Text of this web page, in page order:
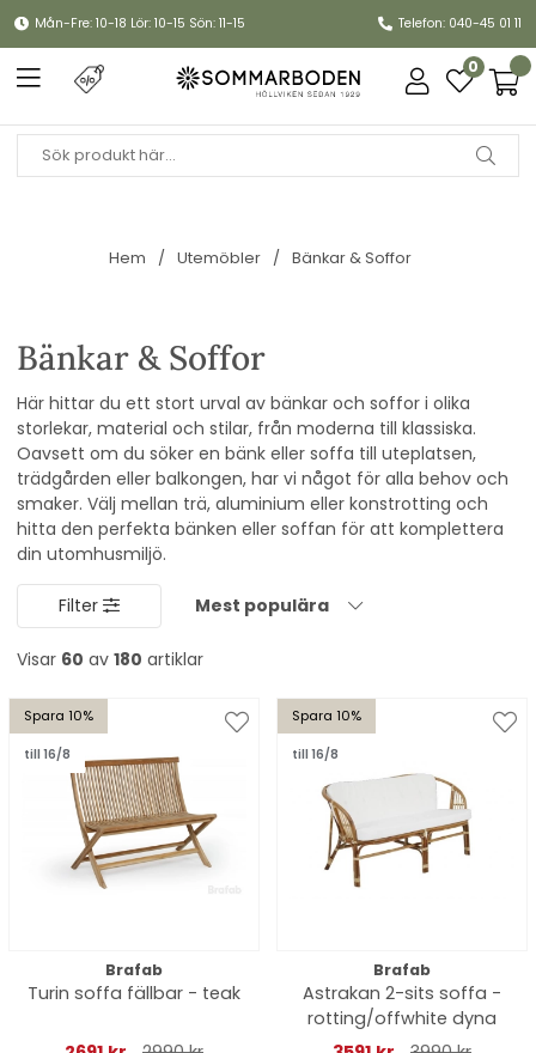
Mån-Fre: 10-18 Lör: 10-15 Sön: 11-15 Telefon: 040-45 01 11
0
Hem Utemöbler Bänkar & Soffor
Bänkar & Soffor
Här hittar du ett stort urval av bänkar och soffor i olika
storlekar, material och stilar, från moderna till klassiska.
Oavsett om du söker en bänk eller soffa till uteplatsen,
trädgården eller balkongen, har vi något för alla behov och
smaker. Välj mellan trä, aluminium eller konstrotting och
hitta den perfekta bänken eller soffan för att komplettera
din utomhusmiljö.
Filter Mest populära
Visar 60 av 180 artiklar
Spara 10%
till 16/8
Brafab
Turin soffa fällbar - teak
Spara 10%
till 16/8
Brafab
Astrakan 2-sits soffa -
rotting/offwhite dyna